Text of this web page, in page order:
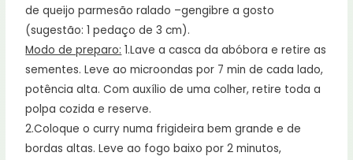
de queijo parmesão ralado –gengibre a gosto
(sugestão: 1 pedaço de 3 cm).
Modo de preparo: 1.Lave a casca da abóbora e retire as
sementes. Leve ao microondas por 7 min de cada lado,
potência alta. Com auxílio de uma colher, retire toda a
polpa cozida e reserve.
2.Coloque o curry numa frigideira bem grande e de
bordas altas. Leve ao fogo baixo por 2 minutos,